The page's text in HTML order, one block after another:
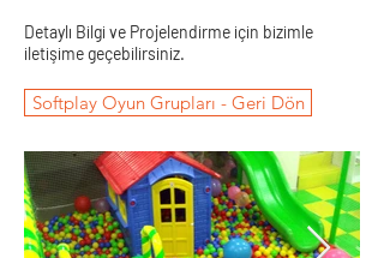
Detaylı Bilgi ve Projelendirme için bizimle
iletişime geçebilirsiniz.
Softplay Oyun Grupları - Geri Dön